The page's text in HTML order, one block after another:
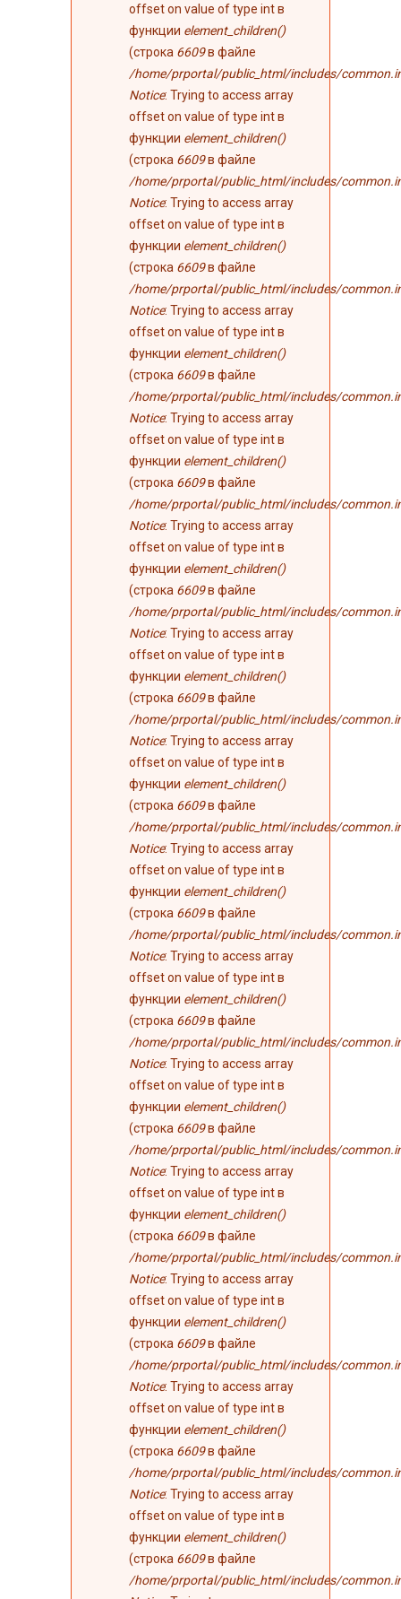
offset on value of type int в
функции element_children()
(строка 6609в файле
/home/prportal/public_html/includes/
Notice: Trying to access array
offset on value of type int в
функции element_children()
(строка 6609в файле
/home/prportal/public_html/includes/
Notice: Trying to access array
offset on value of type int в
функции element_children()
(строка 6609в файле
/home/prportal/public_html/includes/
Notice: Trying to access array
offset on value of type int в
функции element_children()
(строка 6609в файле
/home/prportal/public_html/includes/
Notice: Trying to access array
offset on value of type int в
функции element_children()
(строка 6609в файле
/home/prportal/public_html/includes/
Notice: Trying to access array
offset on value of type int в
функции element_children()
(строка 6609в файле
/home/prportal/public_html/includes/
Notice: Trying to access array
offset on value of type int в
функции element_children()
(строка 6609в файле
/home/prportal/public_html/includes/
Notice: Trying to access array
offset on value of type int в
функции element_children()
(строка 6609в файле
/home/prportal/public_html/includes/
Notice: Trying to access array
offset on value of type int в
функции element_children()
(строка 6609в файле
/home/prportal/public_html/includes/
Notice: Trying to access array
offset on value of type int в
функции element_children()
(строка 6609в файле
/home/prportal/public_html/includes/
Notice: Trying to access array
offset on value of type int в
функции element_children()
(строка 6609в файле
/home/prportal/public_html/includes/
Notice: Trying to access array
offset on value of type int в
функции element_children()
(строка 6609в файле
/home/prportal/public_html/includes/
Notice: Trying to access array
offset on value of type int в
функции element_children()
(строка 6609в файле
/home/prportal/public_html/includes/
Notice: Trying to access array
offset on value of type int в
функции element_children()
(строка 6609в файле
/home/prportal/public_html/includes/
Notice: Trying to access array
offset on value of type int в
функции element_children()
(строка 6609в файле
/home/prportal/public_html/includes/